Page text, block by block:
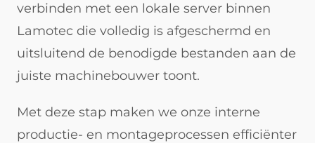
verbinden met een lokale server binnen
Lamotec die volledig is afgeschermd en
uitsluitend de benodigde bestanden aan de
juiste machinebouwer toont.
Met deze stap maken we onze interne
productie- en montageprocessen efficiënter